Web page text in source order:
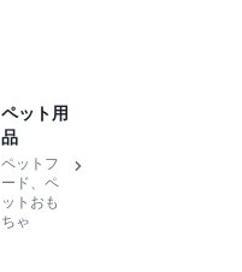
ペット用
品
ペットフ
ード、ペ
ットおも
ちゃ